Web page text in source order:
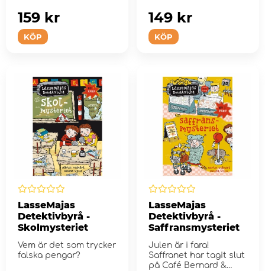
KÖP
159 kr
KÖP
149 kr
LasseMajas
Detektivbyrå -
Skolmysteriet
Vem är det som trycker
falska pengar?
LasseMajas
Detektivbyrå -
Saffransmysteriet
Julen är i fara!
Saffranet har tagit slut
på Café Bernard &